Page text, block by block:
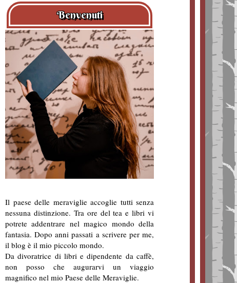
Benvenuti
Il paese delle meraviglie accoglie tutti senza
nessuna distinzione. Tra ore del tea e libri vi
potrete addentrare nel magico mondo della
fantasia. Dopo anni passati a scrivere per me,
il blog è il mio piccolo mondo.
Da divoratrice di libri e dipendente da caffè,
non posso che augurarvi un viaggio
magnifico nel mio Paese delle Meraviglie.